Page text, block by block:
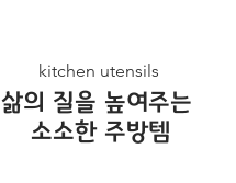
kitchen utensils
​삶의 질을 높여주는
소소한 주방템